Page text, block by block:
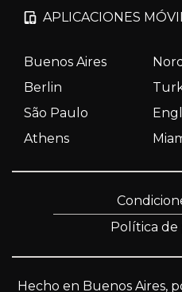
APLICACIONES
Buenos Aires
Berlin
São Paulo
Athens
Política de
Hecho en Buenos Aires,